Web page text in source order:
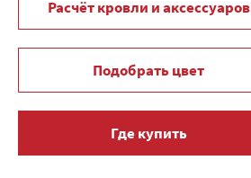
Расчёт кровли и аксессуаров
Подобрать цвет
Где купить